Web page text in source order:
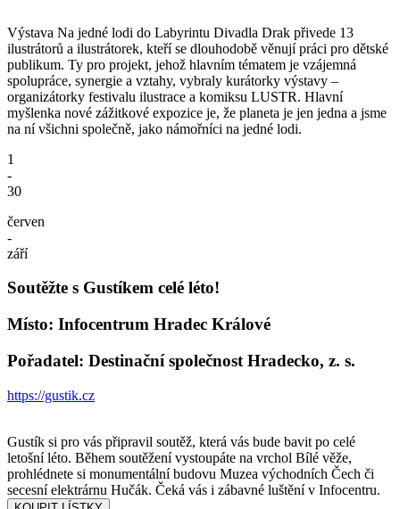
Výstava Na jedné lodi do Labyrintu Divadla Drak přivede 13
ilustrátorů a ilustrátorek, kteří se dlouhodobě věnují práci pro dětské
publikum. Ty pro projekt, jehož hlavním tématem je vzájemná
spolupráce, synergie a vztahy, vybraly kurátorky výstavy –
organizátorky festivalu ilustrace a komiksu LUSTR. Hlavní
myšlenka nové zážitkové expozice je, že planeta je jen jedna a jsme
na ní všichni společně, jako námořníci na jedné lodi.
1
-
30
červen
-
září
Soutěžte s Gustíkem celé léto!
Místo: Infocentrum Hradec Králové
Pořadatel: Destinační společnost Hradecko, z. s.
https://gustik.cz
Gustík si pro vás připravil soutěž, která vás bude bavit po celé
letošní léto. Během soutěžení vystoupáte na vrchol Bílé věže,
prohlédnete si monumentální budovu Muzea východních Čech či
secesní elektrárnu Hučák. Čeká vás i zábavné luštění v Infocentru.